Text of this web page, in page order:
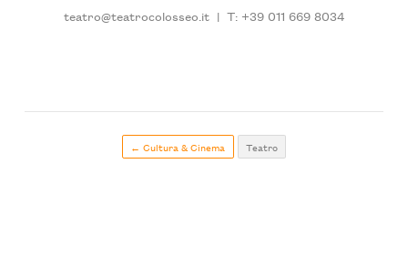
teatro@teatrocolosseo.it | T: +39 011 669 8034
← Cultura & Cinema Teatro